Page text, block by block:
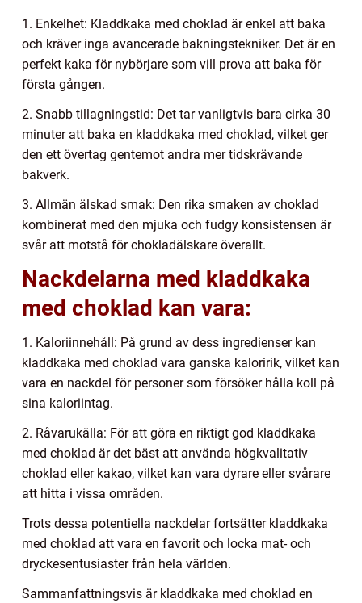
1. Enkelhet: Kladdkaka med choklad är enkel att baka
och kräver inga avancerade bakningstekniker. Det är en
perfekt kaka för nybörjare som vill prova att baka för
första gången.
2. Snabb tillagningstid: Det tar vanligtvis bara cirka 30
minuter att baka en kladdkaka med choklad, vilket ger
den ett övertag gentemot andra mer tidskrävande
bakverk.
3. Allmän älskad smak: Den rika smaken av choklad
kombinerat med den mjuka och fudgy konsistensen är
svår att motstå för chokladälskare överallt.
Nackdelarna med kladdkaka
med choklad kan vara:
1. Kaloriinnehåll: På grund av dess ingredienser kan
kladdkaka med choklad vara ganska kaloririk, vilket kan
vara en nackdel för personer som försöker hålla koll på
sina kaloriintag.
2. Råvarukälla: För att göra en riktigt god kladdkaka
med choklad är det bäst att använda högkvalitativ
choklad eller kakao, vilket kan vara dyrare eller svårare
att hitta i vissa områden.
Trots dessa potentiella nackdelar fortsätter kladdkaka
med choklad att vara en favorit och locka mat- och
dryckesentusiaster från hela världen.
Sammanfattningsvis är kladdkaka med choklad en